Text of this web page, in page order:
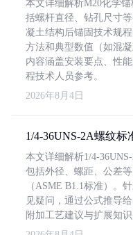
本文详细解析M20化学
括螺杆直径、钻孔尺寸
凝土结构后锚固技术规
方法和典型数值（如混凝
内容涵盖安装要点、性
程技术人员参考。
2026年8月4日
1/4-36UNS-2A螺纹标
本文详细解析1/4-
包括外径、螺距、公差
（ASME B1.1标准）。
见疑问，通过公式推导
附加工艺建议与扩展知识